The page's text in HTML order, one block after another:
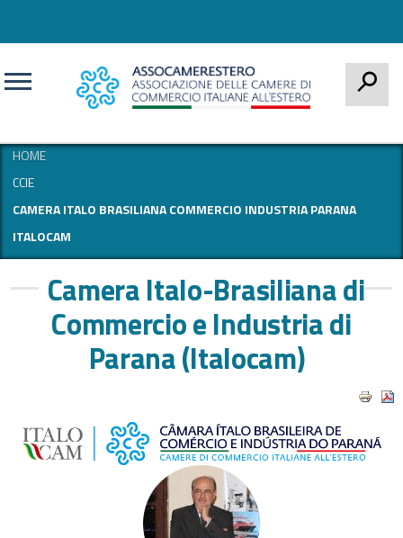
HOME
CCIE
CAMERA ITALO BRASILIANA COMMERCIO INDUSTRIA PARANA
ITALOCAM
Camera Italo-Brasiliana di
Commercio e Industria di
Parana (Italocam)